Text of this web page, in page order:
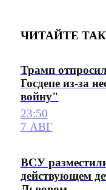
ЧИТАЙТЕ
Трамп
Госдепе из-за
войну"
23:50
7 АВГ
ВСУ
действующем